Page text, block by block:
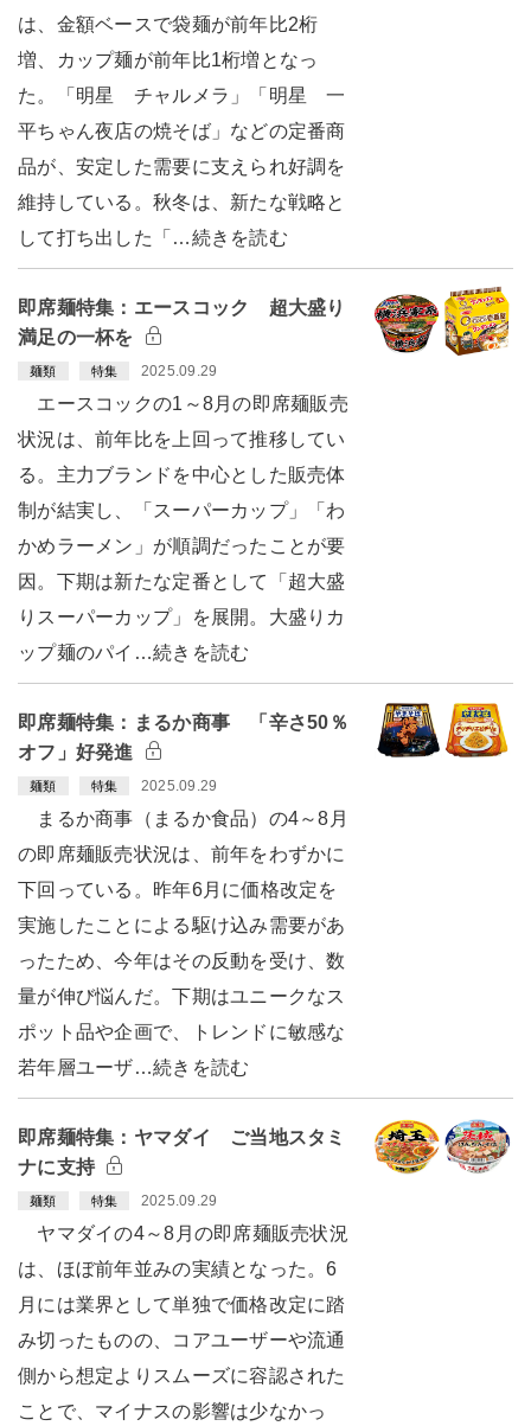
は、金額ベースで袋麺が前年比2桁
増、カップ麺が前年比1桁増となっ
た。「明星 チャルメラ」「明星 一
平ちゃん夜店の焼そば」などの定番商
品が、安定した需要に支えられ好調を
維持している。秋冬は、新たな戦略と
して打ち出した「…続きを読む
即席麺特集：エースコック 超大盛り
満足の一杯を
麺類 特集 2025.09.29
エースコックの1～8月の即席麺販売
状況は、前年比を上回って推移してい
る。主力ブランドを中心とした販売体
制が結実し、「スーパーカップ」「わ
かめラーメン」が順調だったことが要
因。下期は新たな定番として「超大盛
りスーパーカップ」を展開。大盛りカ
ップ麺のパイ…続きを読む
即席麺特集：まるか商事 「辛さ50％
オフ」好発進
麺類 特集 2025.09.29
まるか商事（まるか食品）の4～8月
の即席麺販売状況は、前年をわずかに
下回っている。昨年6月に価格改定を
実施したことによる駆け込み需要があ
ったため、今年はその反動を受け、数
量が伸び悩んだ。下期はユニークなス
ポット品や企画で、トレンドに敏感な
若年層ユーザ…続きを読む
即席麺特集：ヤマダイ ご当地スタミ
ナに支持
麺類 特集 2025.09.29
ヤマダイの4～8月の即席麺販売状況
は、ほぼ前年並みの実績となった。6
月には業界として単独で価格改定に踏
み切ったものの、コアユーザーや流通
側から想定よりスムーズに容認された
ことで、マイナスの影響は少なかっ